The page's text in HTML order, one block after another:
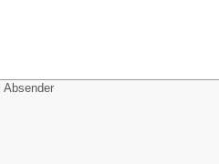
Absender